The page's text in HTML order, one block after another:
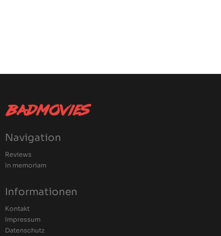
Navigation
Reviews
In memoriam
Informationen
Kontakt
Impressum
Datenschutz